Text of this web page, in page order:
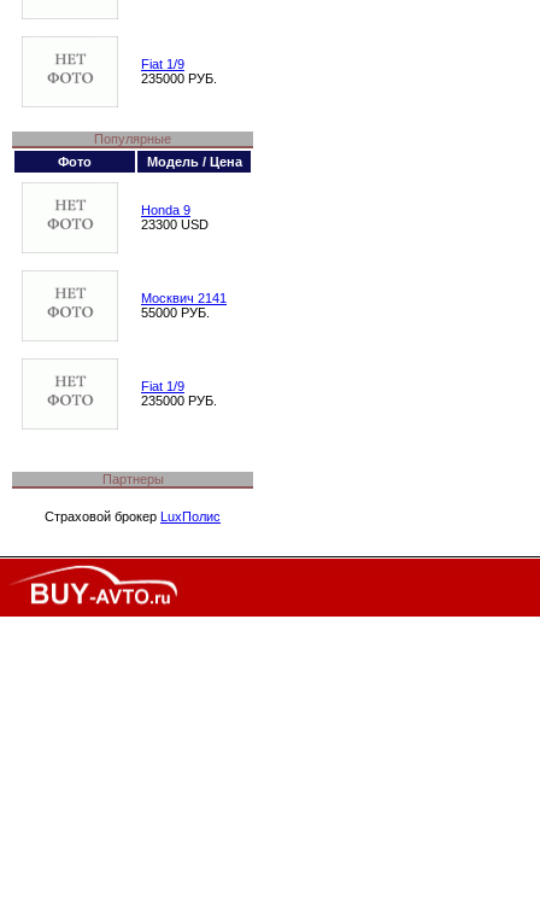
Fiat 1/9
235000 РУБ.
Популярные
Фото
Модель / Цена
Honda 9
23300 USD
Москвич 2141
55000 РУБ.
Fiat 1/9
235000 РУБ.
Партнеры
Страховой брокер LuxПолис